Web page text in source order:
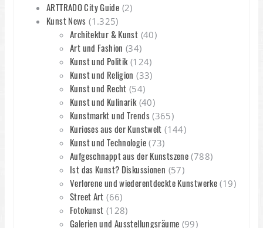
ARTTRADO City Guide (2)
Kunst News (1.325)
Architektur & Kunst (40)
Art und Fashion (34)
Kunst und Politik(124)
Kunst und Religion (33)
Kunst und Recht (54)
Kunst und Kulinarik(40)
Kunstmarkt und Trends(365)
Kurioses aus der Kunstwelt (144)
Kunst und Technologie(73)
Aufgeschnappt aus der Kunstszene (788)
Ist das Kunst? Diskussionen (57)
Verlorene und wiederentdeckte Kunstwerke (19)
Street Art (66)
Fotokunst (128)
Galerien und Ausstellungsräume (99)